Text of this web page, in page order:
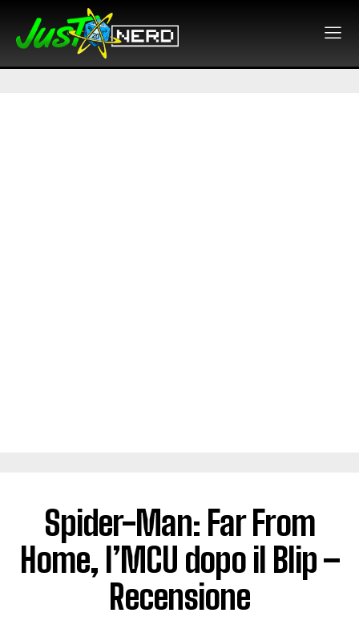
Spider-Man: Far From
Home, l’MCU dopo il Blip –
Recensione